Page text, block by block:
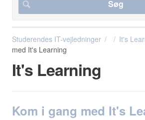
Studerendes IT-vejledninger It's
med It's Learning
It's Learning
Kom i gang med It's